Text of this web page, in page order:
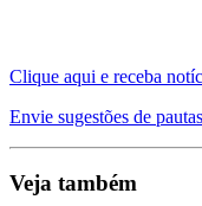
Clique aqui e receba
Envie sugestões de pautas
Veja também